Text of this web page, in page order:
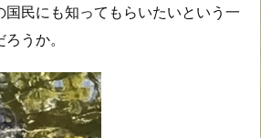
民にも知ってもらいたいという一
うか。